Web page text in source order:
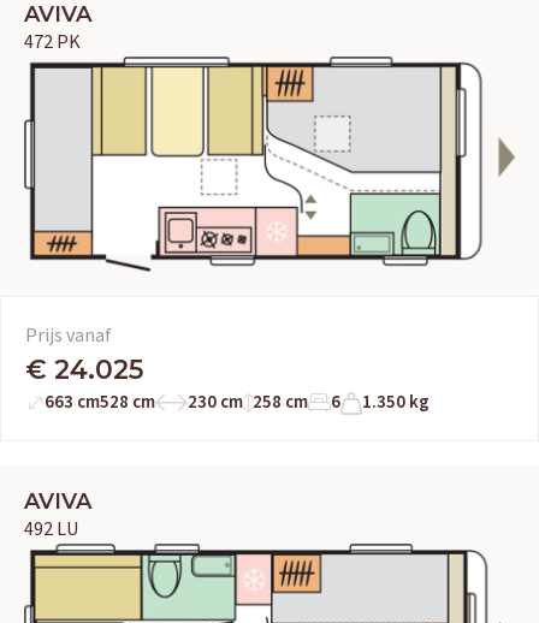
AVIVA
472 PK
Prijs vanaf
€ 24.025
663 cm528 cm 230 cm 258 cm 6 1.350 kg
AVIVA
492 LU